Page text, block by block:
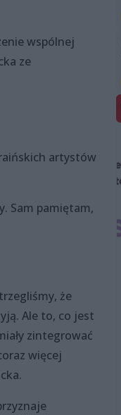
wspólnej
ze
artystów
Sam pamiętam,
że
Ale to, co jest
zintegrować
więcej